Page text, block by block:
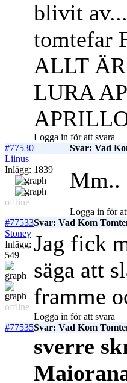
blivit
tomtefar
ALLT
LURA
Logga in för att svara
#77530
Svar: Vad
Liinus
Inlägg: 1839
offline
Mm..
Logga in för
#77533Svar: Vad Kom
Stoney
Inlägg:
549
offline
Jag fick
säga att
framme
Logga in för att svara
#77535Svar: Vad Kom
sverre